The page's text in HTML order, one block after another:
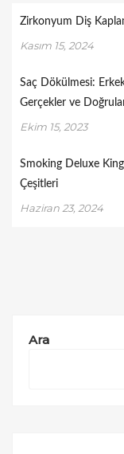
Zirkonyum Diş
Kasım 15, 2024
Saç Dökülmesi:
Gerçekler ve
Ekim 15, 2023
Smoking Deluxe King
Çeşitleri
Haziran 23, 2024
Ara